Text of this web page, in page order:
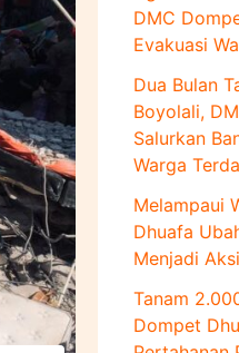
k
:
DMC
Evakuasi
Dua Bulan
Boyolali,
Salurkan
Warga
Melampaui
Dhuafa
Menjadi
Tanam
Dompet